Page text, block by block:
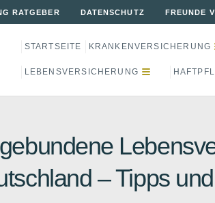
RATGEBER DATENSCHUTZ FREUNDE
STARTSEITE KRANKENVERSICHERUNG
LEBENSVERSICHERUNG
– Tipps